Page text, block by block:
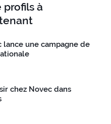
à
lance une campagne de
chez Novec dans